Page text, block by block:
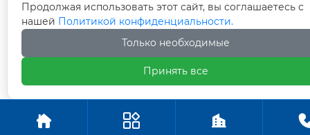
  
Продолжая использовать этот сайт, вы соглашаетесь с
нашей Политикой конфиденциальности.
Только необходимые
Принять все